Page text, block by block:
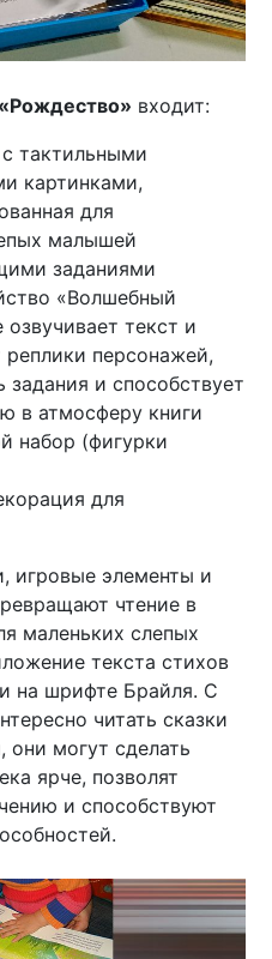
входит:
тактильными
картинками,
для
малышей
заданиями
«Волшебный
текст и
реплики персонажей,
задания и способствует
в атмосферу книги
набор (фигурки
для
игровые элементы и
чтение в
маленьких слепых
текста стихов
на шрифте Брайля. С
читать сказки
они могут сделать
ярче, позволят
и способствуют